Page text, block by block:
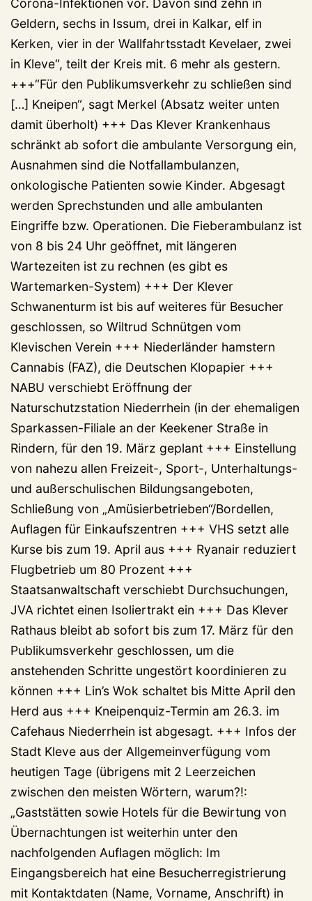
Corona-Infektionen vor. Davon sind zehn in
Geldern, sechs in Issum, drei in Kalkar, elf in
Kerken, vier in der Wallfahrtsstadt Kevelaer, zwei
in Kleve“, teilt der Kreis mit. 6 mehr als gestern.
+++“Für den Publikumsverkehr zu schließen sind
[…] Kneipen“, sagt Merkel (Absatz weiter unten
damit überholt) +++ Das Klever Krankenhaus
schränkt ab sofort die ambulante Versorgung ein,
Ausnahmen sind die Notfallambulanzen,
onkologische Patienten sowie Kinder. Abgesagt
werden Sprechstunden und alle ambulanten
Eingriffe bzw. Operationen. Die Fieberambulanz ist
von 8 bis 24 Uhr geöffnet, mit längeren
Wartezeiten ist zu rechnen (es gibt es
Wartemarken-System) +++ Der Klever
Schwanenturm ist bis auf weiteres für Besucher
geschlossen, so Wiltrud Schnütgen vom
Klevischen Verein +++ Niederländer hamstern
Cannabis (FAZ), die Deutschen Klopapier +++
NABU verschiebt Eröffnung der
Naturschutzstation Niederrhein (in der ehemaligen
Sparkassen-Filiale an der Keekener Straße in
Rindern, für den 19. März geplant +++ Einstellung
von nahezu allen Freizeit-, Sport-, Unterhaltungs-
und außerschulischen Bildungsangeboten,
Schließung von „Amüsierbetrieben“/Bordellen,
Auflagen für Einkaufszentren +++ VHS setzt alle
Kurse bis zum 19. April aus +++ Ryanair reduziert
Flugbetrieb um 80 Prozent +++
Staatsanwaltschaft verschiebt Durchsuchungen,
JVA richtet einen Isoliertrakt ein +++ Das Klever
Rathaus bleibt ab sofort bis zum 17. März für den
Publikumsverkehr geschlossen, um die
anstehenden Schritte ungestört koordinieren zu
können +++ Lin’s Wok schaltet bis Mitte April den
Herd aus +++ Kneipenquiz-Termin am 26.3. im
Cafehaus Niederrhein ist abgesagt. +++ Infos der
Stadt Kleve aus der Allgemeinverfügung vom
heutigen Tage (übrigens mit 2 Leerzeichen
zwischen den meisten Wörtern, warum?!:
„Gaststätten sowie Hotels für die Bewirtung von
Übernachtungen ist weiterhin unter den
nachfolgenden Auflagen möglich: Im
Eingangsbereich hat eine Besucherregistrierung
mit Kontaktdaten (Name, Vorname, Anschrift) in